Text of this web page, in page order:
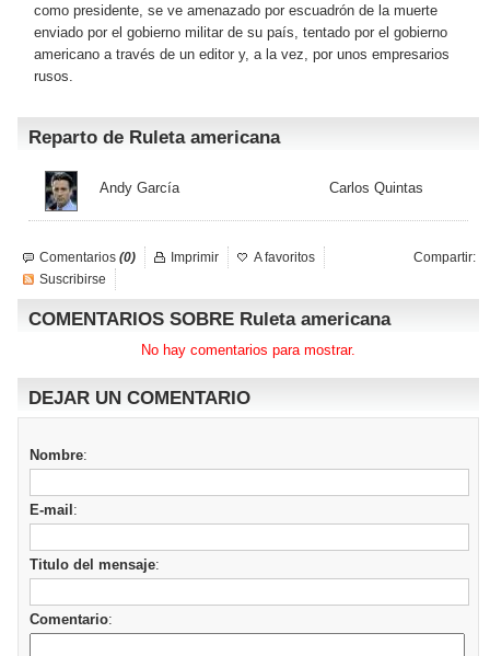
como presidente, se ve amenazado por escuadrón de la muerte
enviado por el gobierno militar de su país, tentado por el gobierno
americano a través de un editor y, a la vez, por unos empresarios
rusos.
Reparto de Ruleta americana
Andy García Carlos Quintas
Comentarios (0) Compartir:
Imprimir
A favoritos
Suscribirse
COMENTARIOS SOBRE Ruleta americana
No hay comentarios para mostrar.
DEJAR UN COMENTARIO
Nombre:
E-mail :
Titulo del mensaje:
Comentario: